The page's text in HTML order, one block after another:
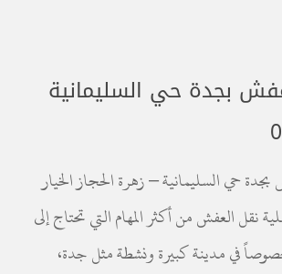
بجدة حي السليمانية
حي السليمانية – زهرة الحجاز الخيار
نقل العفش من أكثر المهام التي تحتاج إلى
في مدينة كبيرة ونشطة مثل جدة،